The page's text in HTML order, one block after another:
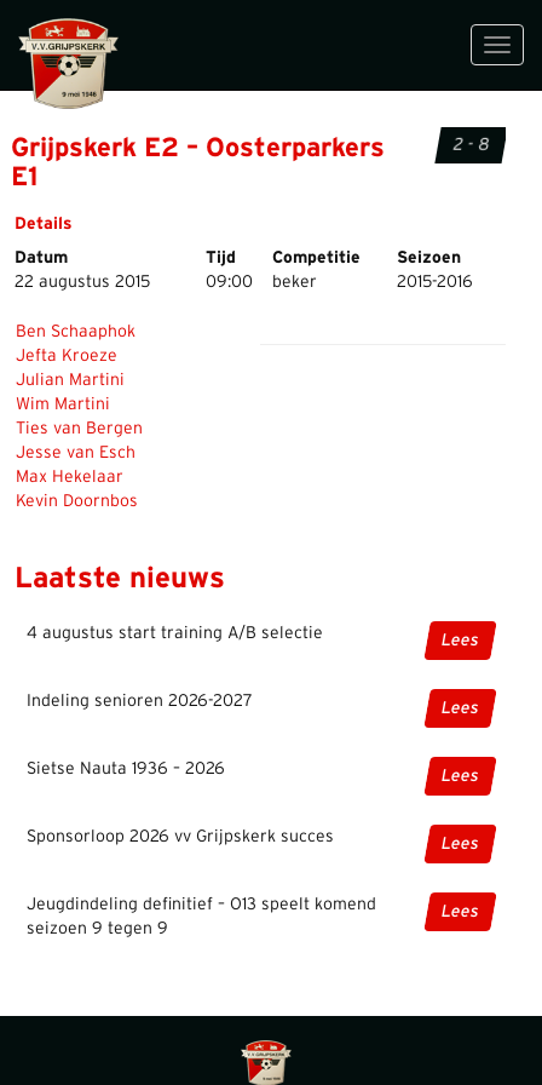
Grijpskerk E2 – Oosterparkers
E1
2 - 8
Details
Datum
Tijd Competitie
Seizoen
22 augustus 2015
09:00 beker 2015-2016
Ben Schaaphok
Jefta Kroeze
Julian Martini
Wim Martini
Ties van Bergen
Jesse van Esch
Max Hekelaar
Kevin Doornbos
Laatste nieuws
4 augustus start training A/B selectie Lees
Indeling senioren 2026-2027 Lees
Sietse Nauta 1936 – 2026 Lees
Sponsorloop 2026 vv Grijpskerk succes Lees
Jeugdindeling definitief – O13 speelt komend
seizoen 9 tegen 9
Lees